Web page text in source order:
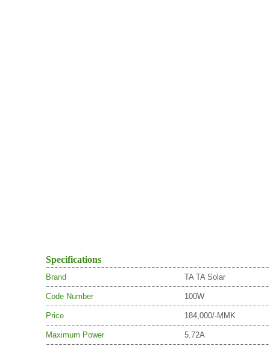
Specifications
Brand TA TA Solar
Code Number 100W
Price 184,000/-MMK
Maximum Power 5.72A